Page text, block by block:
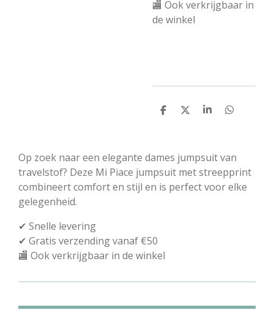
🏬 Ook verkrijgbaar in
de winkel
D
D
S
D
Op zoek naar een elegante dames jumpsuit van
travelstof? Deze Mi Piace jumpsuit met streepprint
combineert comfort en stijl en is perfect voor elke
gelegenheid.
✔ Snelle levering
✔ Gratis verzending vanaf €50
🏬 Ook verkrijgbaar in de winkel